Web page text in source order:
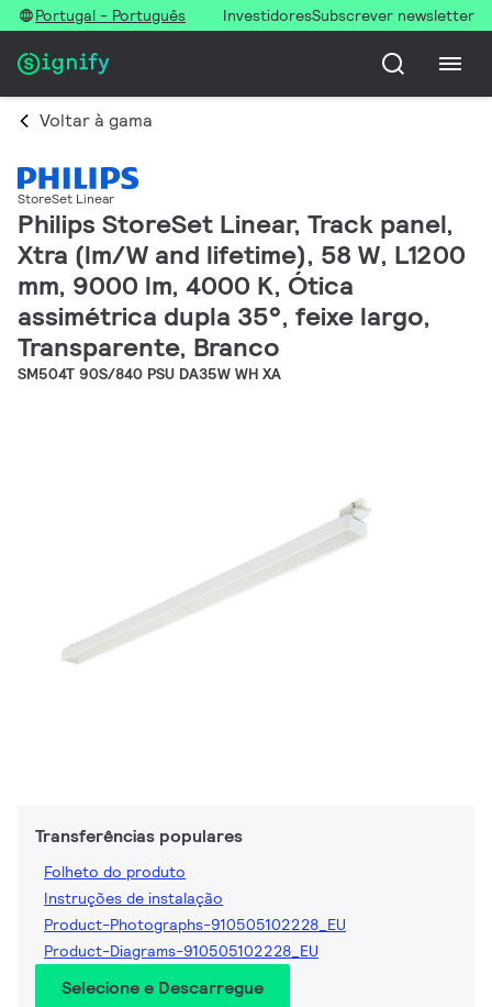
Portugal - Português InvestidoresSubscrever newsletter
Voltar à gama
StoreSet Linear
Philips StoreSet Linear, Track panel,
Xtra (lm/W and lifetime), 58 W, L1200
mm, 9000 lm, 4000 K, Ótica
assimétrica dupla 35°, feixe largo,
Transparente, Branco
SM504T 90S/840 PSU DA35W WH XA
Transferências populares
Folheto do produto
Instruções de instalação
Product-Photographs-910505102228_EU
Product-Diagrams-910505102228_EU
Selecione e Descarregue